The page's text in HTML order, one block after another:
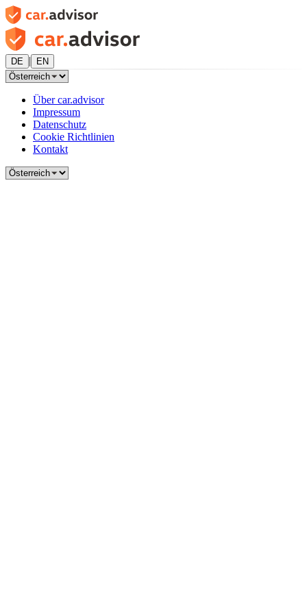
DE | EN
Über car.advisor
Impressum
Datenschutz
Cookie Richtlinien
Kontakt